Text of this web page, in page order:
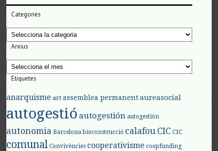
Categories
Categories
Arxius
Arxius
Etiquetes
anarquisme art assemblea permanent aureasocial
autogestió autogestión autogestión
autonomia Barcelona bioconstrucció calafouCIC CIC
comunal Convivències cooperativisme coopfunding